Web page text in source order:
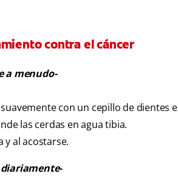
contra el cáncer
a menudo-
con un cepillo de dientes
las cerdas en agua tibia.
y al acostarse.